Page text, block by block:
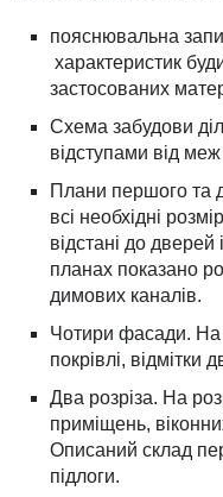
пояснювальна
характеристик
застосованих
Схема забудови
відступами від меж
Плани першого та
всі необхідні
відстані до дверей
планах показано
димових каналів.
Чотири фасади. На
покрівлі, відмітки
Два розріза. На
приміщень,
Описаний склад
підлоги.